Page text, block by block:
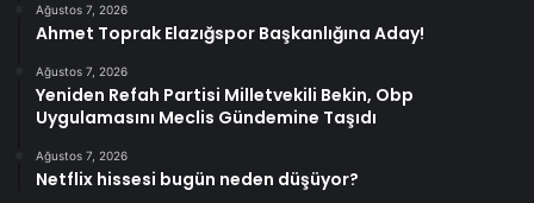
Ağustos 7, 2026
Ahmet Toprak Elazığspor Başkanlığına Aday!
Ağustos 7, 2026
Yeniden Refah Partisi Milletvekili Bekin, Obp
Uygulamasını Meclis Gündemine Taşıdı
Ağustos 7, 2026
Netflix hissesi bugün neden düşüyor?